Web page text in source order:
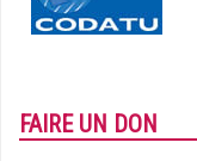
FAIRE UN DON